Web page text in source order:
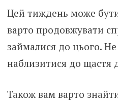
Цей тиждень може
варто продовжувати
займалися до цього. Не
наблизитися до щастя
Також вам варто